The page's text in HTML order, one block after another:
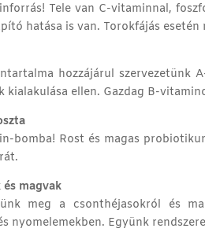
Tele van C-vitaminnal,
hatása is van. Torokfájás
hozzájárul szervezetünk
kialakulása ellen. Gazdag B-
bomba! Rost és magas
magvak
meg a csonthéjasokról és
nyomelemekben. Együnk